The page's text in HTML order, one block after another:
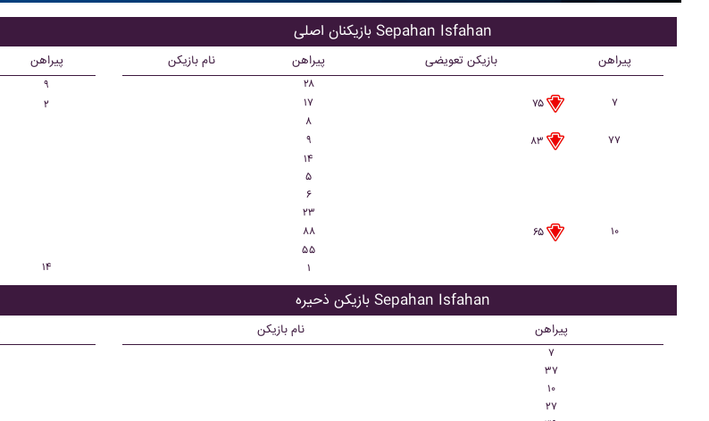
پیراهن
۹
۲
۱۴
بازیکنان اصلی Sepahan Isfahan
نام بازیکن پیراهن بازیکن تعویضی پیراهن
۲۸
۱۷
۷۵
۷
۸
۹
۸۳
۷۷
۱۴
۵
۶
۲۳
۸۸
۶۵
۱۰
۵۵
۱
بازیکن ذحیره Sepahan Isfahan
نام بازیکن پیراهن
۷
۳۷
۱۰
۲۷